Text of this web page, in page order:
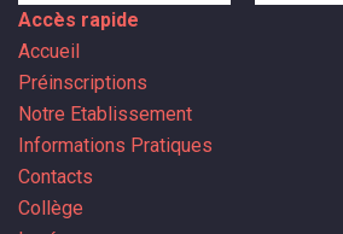
Accès rapide
Accueil
Préinscriptions
Notre Etablissement
Informations Pratiques
Contacts
Collège